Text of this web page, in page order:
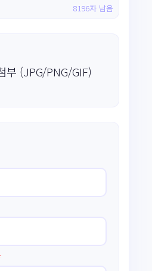
8196자 남음
부 (JPG/PNG/GIF)